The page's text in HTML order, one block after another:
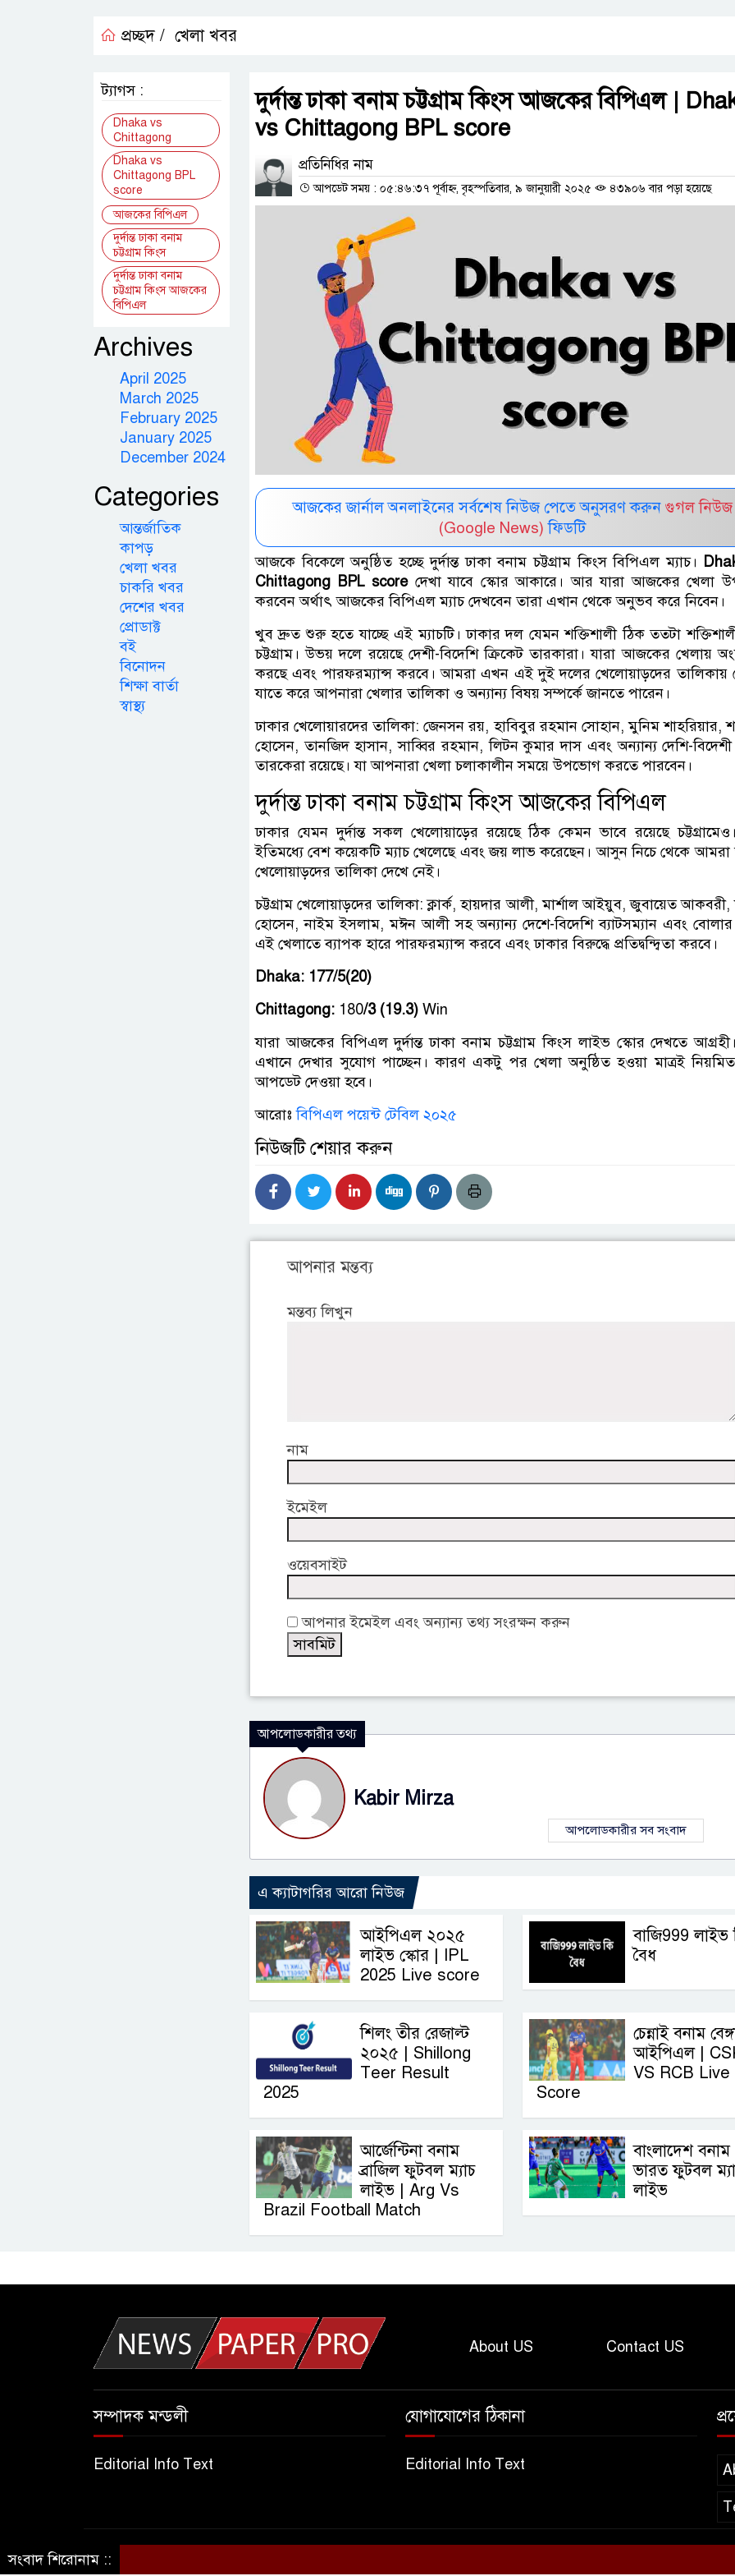
প্রচ্ছদ / খেলা খবর
দুর্দান্ত ঢাকা বনাম চট্টগ্রাম কিংস আজকের বিপিএল |
vs Chittagong BPL score
প্রতিনিধির নাম
আপডেট সময় : ০৫:৪৬:৩৭ পূর্বাহ্ন, বৃহস্পতিবার, ৯ জানুয়ারী ২০২৫ ৪৩৯০৬ বার পড়া হয়েছে
আজকের জার্নাল অনলাইনের সর্বশেষ নিউজ পেতে অনুসরণ করুন গুগল নিউজ
(Google News) ফিডটি
আজকে বিকেলে অনুষ্ঠিত হচ্ছে দুর্দান্ত ঢাকা বনাম চট্টগ্রাম কিংস বিপিএল ম্যাচ।
Chittagong BPL scoreদেখা যাবে স্কোর আকারে। আর যারা আজকের খেলা
করবেন অর্থাৎ আজকের বিপিএল ম্যাচ দেখবেন তারা এখান থেকে অনুভব করে নিবেন।
খুব দ্রুত শুরু হতে যাচ্ছে এই ম্যাচটি। ঢাকার দল যেমন শক্তিশালী ঠিক ততটা
চট্টগ্রাম। উভয় দলে রয়েছে দেশী-বিদেশি ক্রিকেট তারকারা। যারা আজকের খেলায়
করছে এবং পারফরম্যান্স করবে। আমরা এখন এই দুই দলের খেলোয়াড়দের তালিকায়
যাতে করে আপনারা খেলার তালিকা ও অন্যান্য বিষয় সম্পর্কে জানতে পারেন।
ঢাকার খেলোয়ারদের তালিকা: জেনসন রয়, হাবিবুর রহমান সোহান, মুনিম শাহরিয়ার,
হোসেন, তানজিদ হাসান, সাব্বির রহমান, লিটন কুমার দাস এবং অন্যান্য দেশি-বিদেশী
তারকেরা রয়েছে। যা আপনারা খেলা চলাকালীন সময়ে উপভোগ করতে পারবেন।
দুর্দান্ত ঢাকা বনাম চট্টগ্রাম কিংস আজকের বিপিএল
ঢাকার যেমন দুর্দান্ত সকল খেলোয়াড়ের রয়েছে ঠিক কেমন ভাবে রয়েছে
ইতিমধ্যে বেশ কয়েকটি ম্যাচ খেলেছে এবং জয় লাভ করেছেন। আসুন নিচে থেকে আমরা
খেলোয়াড়দের তালিকা দেখে নেই।
চট্টগ্রাম খেলোয়াড়দের তালিকা: ক্লার্ক, হায়দার আলী, মার্শাল আইয়ুব, জুবায়েত আকবরী,
হোসেন, নাইম ইসলাম, মঈন আলী সহ অন্যান্য দেশে-বিদেশি ব্যাটসম্যান এবং
এই খেলাতে ব্যাপক হারে পারফরম্যান্স করবে এবং ঢাকার বিরুদ্ধে প্রতিদ্বন্দ্বিতা করবে।
Dhaka: 177/5(20)
Chittagong: 180/3 (19.3) Win
যারা আজকের বিপিএল দুর্দান্ত ঢাকা বনাম চট্টগ্রাম কিংস লাইভ স্কোর দেখতে
এখানে দেখার সুযোগ পাচ্ছেন। কারণ একটু পর খেলা অনুষ্ঠিত হওয়া মাত্রই
আপডেট দেওয়া হবে।
আরোঃবিপিএল পয়েন্ট টেবিল ২০২৫
নিউজটি শেয়ার করুন
আপনার মন্তব্য
মন্তব্য লিখুন
নাম
ইমেইল
ওয়েবসাইট
আপনার ইমেইল এবং অন্যান্য তথ্য সংরক্ষন করুন
আপলোডকারীর তথ্য
Kabir Mirza
আপলোডকারীর সব সংবাদ
এ ক্যাটাগরির আরো নিউজ
আইপিএল ২০২৫
লাইভ স্কোর | IPL
2025 Live score
বাজি999 লাইভ
বৈধ
শিলং তীর রেজাল্ট
২০২৫ | Shillong
Teer Result
2025
চেন্নাই বনাম
আইপিএল |
VS RCB Live
Score
আর্জেন্টিনা বনাম
ব্রাজিল ফুটবল ম্যাচ
লাইভ | Arg Vs
Brazil Football Match
বাংলাদেশ বনাম
ভারত ফুটবল
লাইভ
ট্যাগস :
Dhaka vs
Chittagong
Dhaka vs
Chittagong BPL
score
আজকের বিপিএল
দুর্দান্ত ঢাকা বনাম
চট্টগ্রাম কিংস
দুর্দান্ত ঢাকা বনাম
চট্টগ্রাম কিংস আজকের
বিপিএল
Archives
April 2025
March 2025
February 2025
January 2025
December 2024
Categories
আন্তর্জাতিক
কাপড়
খেলা খবর
চাকরি খবর
দেশের খবর
প্রোডাক্ট
বই
বিনোদন
শিক্ষা বার্তা
স্বাস্থ্য
About US Contact US
সম্পাদক মন্ডলী
Editorial Info Text
যোগাযোগের ঠিকানা
Editorial Info Text
© সর্বস্বত্ব সংরক্ষিত © আজকের দেশকাল
সংবাদ শিরোনাম ::